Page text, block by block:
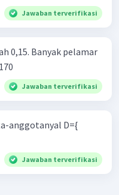
Jawaban terverifikasi
0,15. Banyak pelamar
Jawaban terverifikasi
anggotanyal D={
Jawaban terverifikasi